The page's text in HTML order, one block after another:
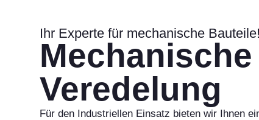
Ihr Experte für mechanische Bauteile!
Mechanische
Veredelung
Für den Industriellen Einsatz bieten wir Ihnen